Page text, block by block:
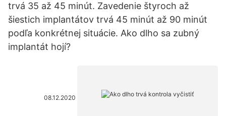
trvá 35 až 45 minút. Zavedenie štyroch až
šiestich implantátov trvá 45 minút až 90 minút
podľa konkrétnej situácie. Ako dlho sa zubný
implantát hojí?
08.12.2020